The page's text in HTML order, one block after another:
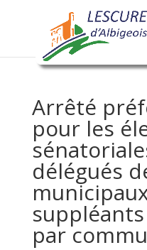
Arrêté
pour les
délégués
par